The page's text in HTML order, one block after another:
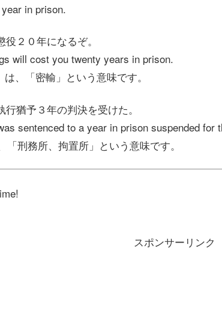
in prison.
２０年になるぞ。
will cost you twenty years in prison.
、「密輸」という意味です。
猶予３年の判決を受けた。
sentenced to a year in prison suspended for
「刑務所、拘置所」という意味です。
スポンサーリンク